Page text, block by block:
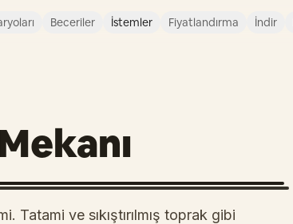
Beceriler İstemler Fiyatlandırma İndir
Tatami ve sıkıştırılmış toprak gibi